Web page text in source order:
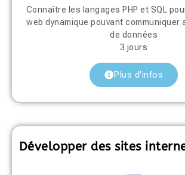
Connaître les langages PHP et SQL
web dynamique pouvant communiquer
de données
3 jours
Plus d'infos
Développer des sites